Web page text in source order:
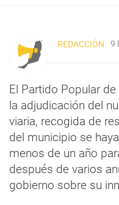
REDACCIÓN 9
El Partido Popular
la adjudicación del
viaria, recogida de
del municipio se
menos de un año
después de varios
gobierno sobre su